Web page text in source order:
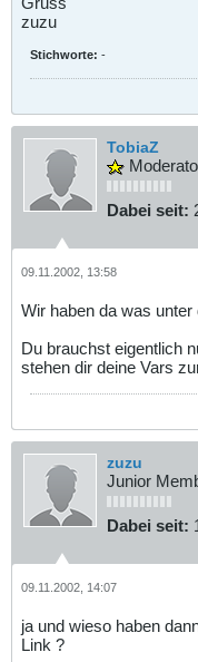
zuzu
Stichworte: -
TobiaZ
Dabei seit:
09.11.2002, 13:58
Wir haben da was unter
Du brauchst eigentlich
stehen dir deine Vars
zuzu
Junior
Dabei seit:
09.11.2002, 14:07
ja und wieso haben
Link ?